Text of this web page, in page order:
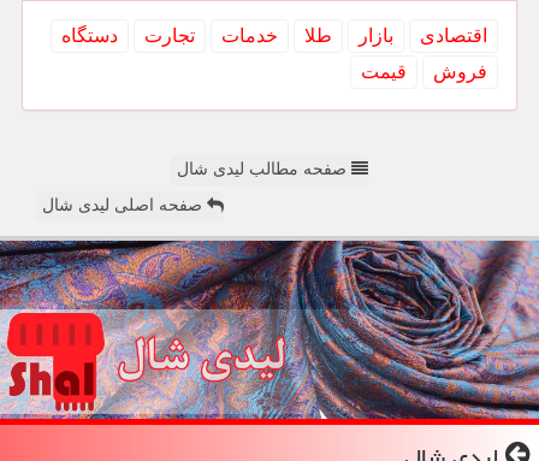
اقتصادی بازار طلا خدمات تجارت
دستگاه
فروش
قیمت
صفحه مطالب لیدی شال
صفحه اصلی لیدی شال